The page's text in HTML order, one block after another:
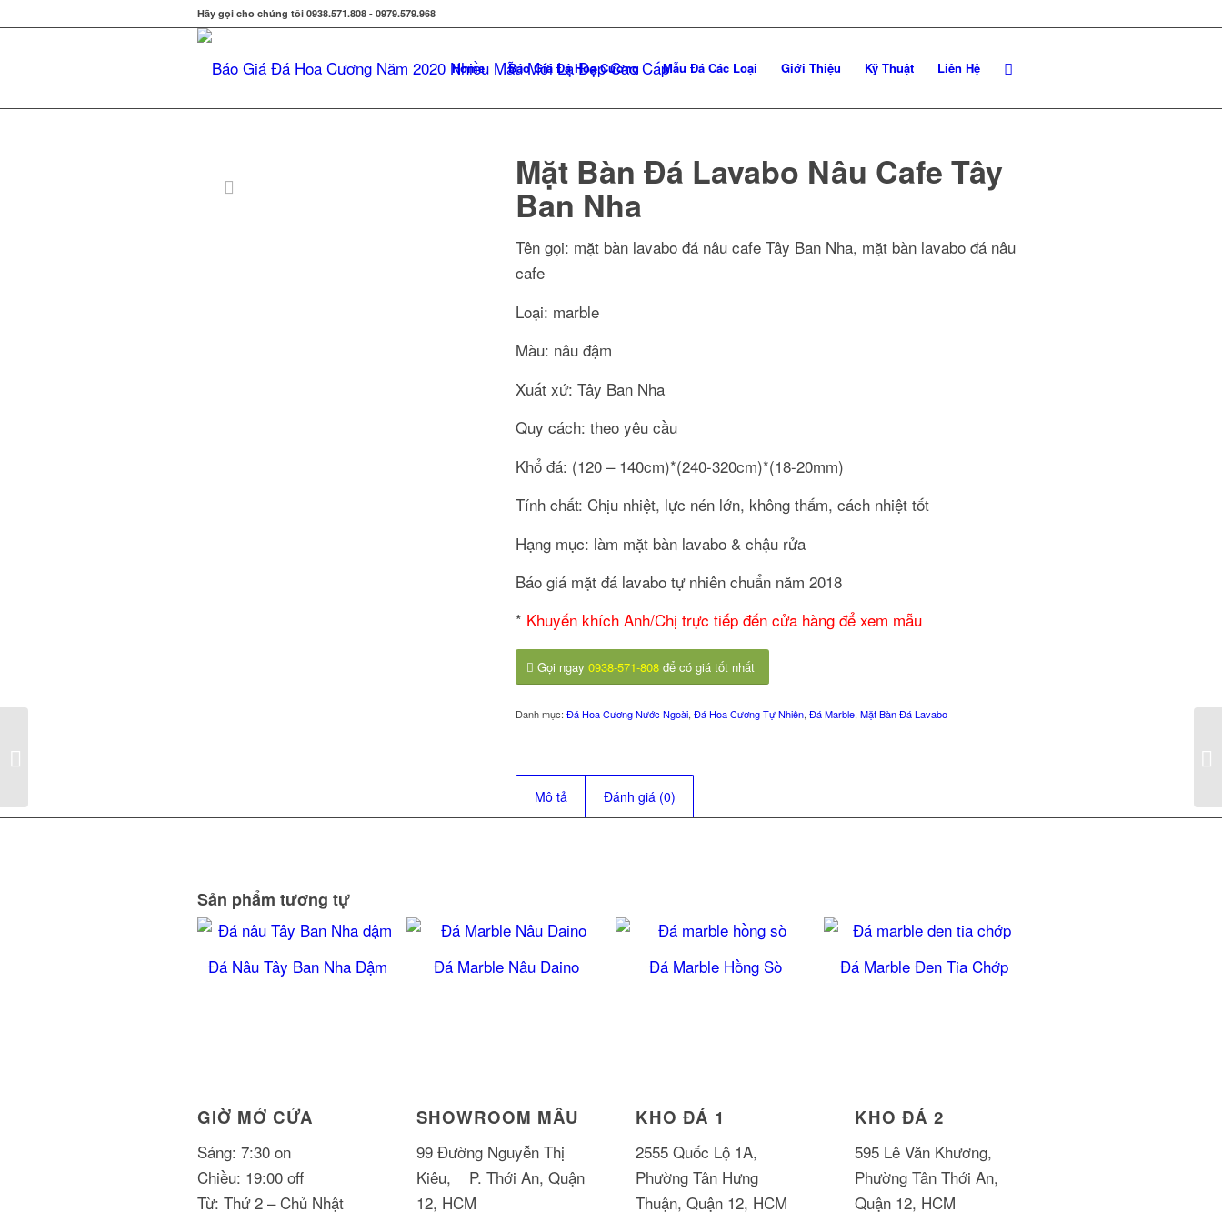
Hãy gọi cho chúng tôi 0938.571.808 - 0979.579.968
Home Báo Giá Đá Hoa Cương Mẫu Đá Các Loại Giới Thiệu Kỹ Thuật Liên Hệ
Mặt Bàn Đá Lavabo Nâu Cafe Tây
Ban Nha
Tên gọi: mặt bàn lavabo đá nâu cafe Tây Ban Nha, mặt bàn lavabo đá nâu
cafe
Loại: marble
Màu: nâu đậm
Xuất xứ: Tây Ban Nha
Quy cách: theo yêu cầu
Khổ đá: (120 – 140cm)*(240-320cm)*(18-20mm)
Tính chất: Chịu nhiệt, lực nén lớn, không thấm, cách nhiệt tốt
Hạng mục: làm mặt bàn lavabo & chậu rửa
Báo giá mặt đá lavabo tự nhiên chuẩn năm 2018
* Khuyến khích Anh/Chị trực tiếp đến cửa hàng để xem mẫu
Gọi ngay0938-571-808 để có giá tốt nhất
Danh mục:Đá Hoa Cương Nước Ngoài,Đá Hoa Cương Tự Nhiên,Đá Marble,Mặt Bàn Đá Lavabo
Mô tả Đánh giá (0)
Sản phẩm tương tự
Đá Nâu Tây Ban Nha Đậm Đá Marble Nâu Daino Đá Marble Hồng Sò Đá Marble Đen Tia Chớp
GIỜ MỞ CỬA
Sáng: 7:30 on
Chiều: 19:00 off
Từ: Thứ 2 – Chủ Nhật
SHOWROOM MẪU
99 Đường Nguyễn Thị
Kiêu, P. Thới An, Quận
12, HCM
KHO ĐÁ 1
2555 Quốc Lộ 1A,
Phường Tân Hưng
Thuận, Quận 12, HCM
KHO ĐÁ 2
595 Lê Văn Khương,
Phường Tân Thới An,
Quận 12, HCM